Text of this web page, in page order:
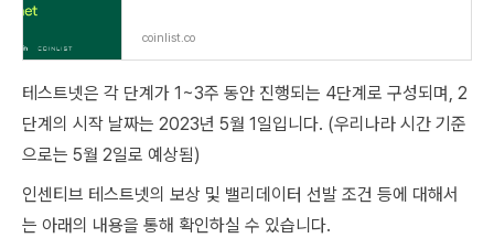
coinlist.co
테스트넷은 각 단계가 1~3주 동안 진행되는 4단계로 구성되며, 2
단계의 시작 날짜는 2023년 5월 1일입니다. (우리나라 시간 기준
으로는 5월 2일로 예상됨)
인센티브 테스트넷의 보상 및 밸리데이터 선발 조건 등에 대해서
는 아래의 내용을 통해 확인하실 수 있습니다.